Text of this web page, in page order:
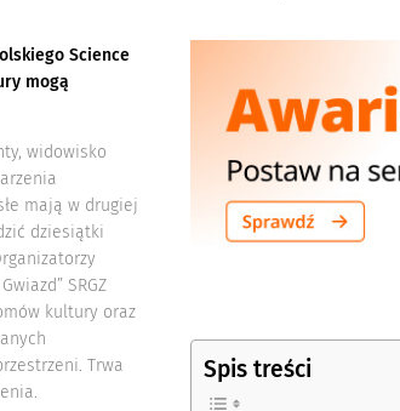
Science
mogą
widowisko
mają w drugiej
dziesiątki
SRGZ
kultury oraz
Trwa
Spis treści